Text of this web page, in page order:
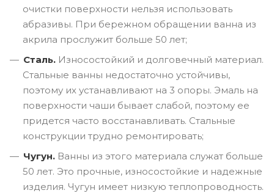
очистки поверхности нельзя использовать
абразивы. При бережном обращении ванна из
акрила прослужит больше 50 лет;
Сталь. Износостойкий и долговечный материал.
Стальные ванны недостаточно устойчивы,
поэтому их устанавливают на 3 опоры. Эмаль на
поверхности чаши бывает слабой, поэтому ее
придется часто восстанавливать. Стальные
конструкции трудно ремонтировать;
Чугун. Ванны из этого материала служат больше
50 лет. Это прочные, износостойкие и надежные
изделия. Чугун имеет низкую теплопроводность.